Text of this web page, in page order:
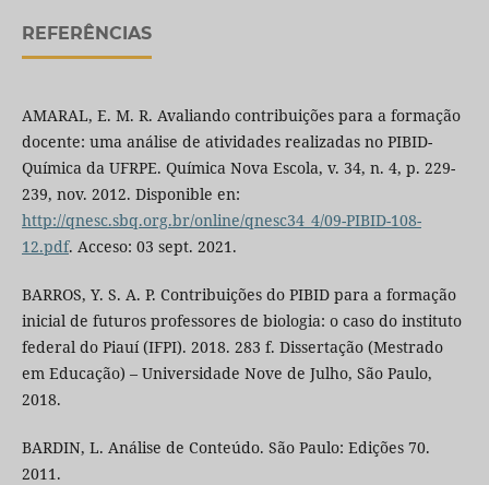
REFERÊNCIAS
AMARAL, E. M. R. Avaliando contribuições para a formação
docente: uma análise de atividades realizadas no PIBID-
Química da UFRPE. Química Nova Escola, v. 34, n. 4, p. 229-
239, nov. 2012. Disponible en:
http://qnesc.sbq.org.br/online/qnesc34_4/09-PIBID-108-
12.pdf. Acceso: 03 sept. 2021.
BARROS, Y. S. A. P. Contribuições do PIBID para a formação
inicial de futuros professores de biologia: o caso do instituto
federal do Piauí (IFPI). 2018. 283 f. Dissertação (Mestrado
em Educação) – Universidade Nove de Julho, São Paulo,
2018.
BARDIN, L. Análise de Conteúdo. São Paulo: Edições 70.
2011.